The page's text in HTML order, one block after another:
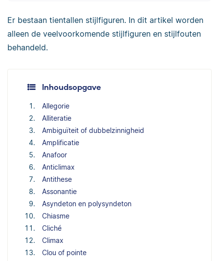
Er bestaan tientallen stijlfiguren. In dit artikel worden
alleen de veelvoorkomende stijlfiguren en stijlfouten
behandeld.
Inhoudsopgave
Allegorie
Alliteratie
Ambiguïteit of dubbelzinnigheid
Amplificatie
Anafoor
Anticlimax
Antithese
Assonantie
Asyndeton en polysyndeton
Chiasme
Cliché
Climax
Clou of pointe